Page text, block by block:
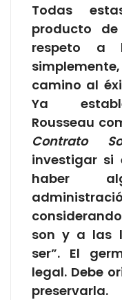
Todas
producto
respeto
camino al
Ya
Rousseau
Contrato
investigar si
haber
son y a las
ser”. El
legal. Debe
preservarla.